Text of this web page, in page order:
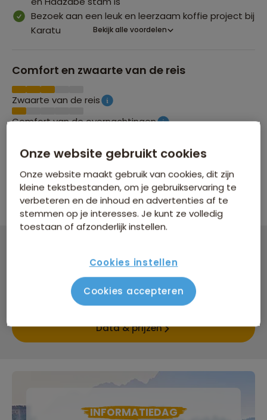
Bezoek aan een leuk en leerzaam koffie project bij
Karatu
Bekijk alle voordelen
Comfort en zwaarte van de reis
Zwaarte van de reis
Comfort van de overnachtingen
Groepsgrootte
Maximaal 22 personen
Familiereis Tanzania en Zanzibar
18 dagen vanaf 4.799 p.p.
Bijkomende kosten €18,25 p.p. op basis van 4 personen
Data & prijzen
INFORMATIEDAG
Onze website gebruikt cookies
Onze website maakt gebruik van cookies, dit zijn
kleine tekstbestanden, om je gebruikservaring te
verbeteren en de inhoud en advertenties af te
stemmen op je interesses. Je kunt ze volledig
toestaan of afzonderlijk instellen.
Cookies instellen
Cookies accepteren